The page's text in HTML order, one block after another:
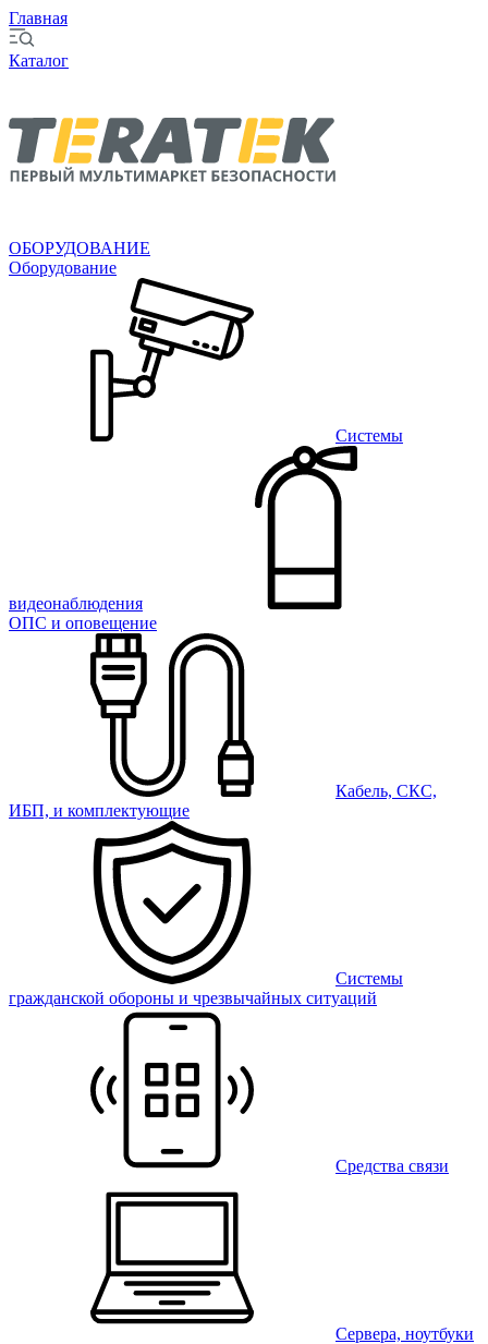
Главная
Каталог
ОБОРУДОВАНИЕ
Оборудование
Системы
видеонаблюдения
ОПС и оповещение
Кабель, СКС,
ИБП, и комплектующие
Системы
гражданской обороны и чрезвычайных ситуаций
Средства связи
Сервера, ноутбуки